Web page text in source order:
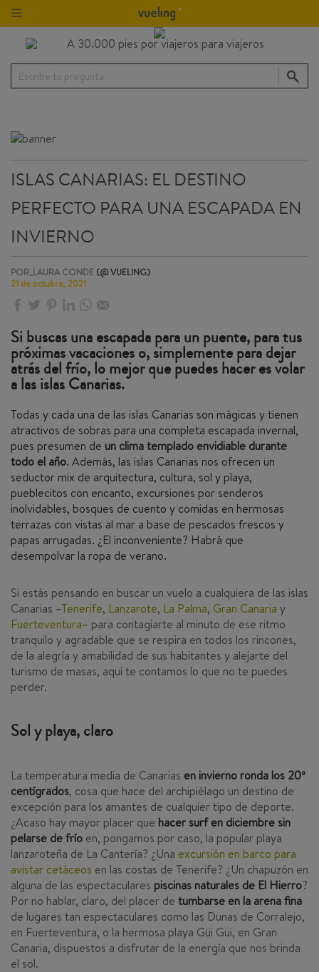
Escribe tu pregunta
ISLAS CANARIAS: EL DESTINO
PERFECTO PARA UNA ESCAPADA EN
INVIERNO
POR_LAURA CONDE (@ VUELING)
21 de octubre, 2021
Si buscas una escapada para un puente, para tus
próximas vacaciones o, simplemente para dejar
atrás del frío, lo mejor que puedes hacer es volar
a las islas Canarias.
Todas y cada una de las islas Canarias son mágicas y tienen
atractivos de sobras para una completa escapada invernal,
pues presumen de un clima templado envidiable durante
todo el año. Además, las islas Canarias nos ofrecen un
seductor mix de arquitectura, cultura, sol y playa,
pueblecitos con encanto, excursiones por senderos
inolvidables, bosques de cuento y comidas en hermosas
terrazas con vistas al mar a base de pescados frescos y
papas arrugadas. ¿El inconveniente? Habrá que
desempolvar la ropa de verano.
Si estás pensando en buscar un vuelo a cualquiera de las islas
Canarias –Tenerife, Lanzarote, La Palma, Gran Canaria y
Fuerteventura– para contagiarte al minuto de ese ritmo
tranquilo y agradable que se respira en todos los rincones,
de la alegría y amabilidad de sus habitantes y alejarte del
turismo de masas, aquí te contamos lo que no te puedes
perder.
Sol y playa, claro
La temperatura media de Canarias en invierno ronda los 20º
centígrados, cosa que hace del archipiélago un destino de
excepción para los amantes de cualquier tipo de deporte.
¿Acaso hay mayor placer que hacer surf en diciembre sin
pelarse de frío en, pongamos por caso, la popular playa
lanzaroteña de La Cantería? ¿Una excursión en barco para
avistar cetáceos en las costas de Tenerife? ¿Un chapuzón en
alguna de las espectaculares piscinas naturales de El Hierro?
Por no hablar, claro, del placer de tumbarse en la arena fina
de lugares tan espectaculares como las Dunas de Corralejo,
en Fuerteventura, o la hermosa playa Güi Güi, en Gran
Canaria, dispuestos a disfrutar de la energía que nos brinda
el sol.